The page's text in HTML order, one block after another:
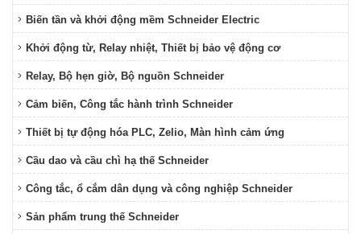
Biến tần và khởi động mềm Schneider Electric
Khởi động từ, Relay nhiệt, Thiết bị bảo vệ động cơ
Relay, Bộ hẹn giờ, Bộ nguồn Schneider
Cảm biến, Công tắc hành trình Schneider
Thiết bị tự động hóa PLC, Zelio, Màn hình cảm ứng
Cầu dao và cầu chì hạ thế Schneider
Công tắc, ổ cắm dân dụng và công nghiệp Schneider
Sản phẩm trung thế Schneider